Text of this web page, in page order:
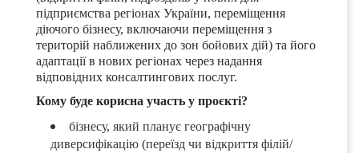
підприємства регіонах України, переміщення
діючого бізнесу, включаючи переміщення з
територій наближених до зон бойових дій) та його
адаптації в нових регіонах через надання
відповідних консалтингових послуг.
Кому буде корисна участь у проєкті?
бізнесу, який планує географічну
диверсифікацію (переїзд чи відкриття філій/